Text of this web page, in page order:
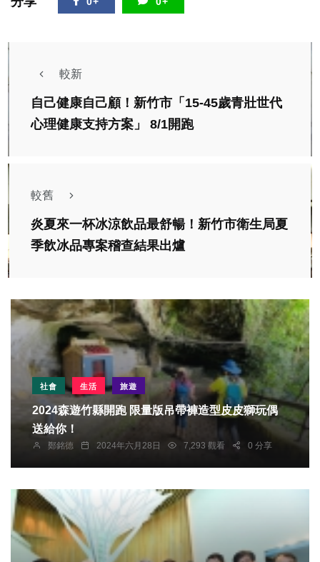
較新
自己健康自己顧！新竹市「15-45歲青壯世代
心理健康支持方案」 8/1開跑
較舊
炎夏來一杯冰涼飲品最舒暢！新竹市衛生局夏
季飲冰品專案稽查結果出爐
社會 生活 旅遊
2024森遊竹縣開跑 限量版吊帶褲造型皮皮獅玩偶
送給你！
鄭銘德 2024年六月28日 7,293 觀看 0 分享